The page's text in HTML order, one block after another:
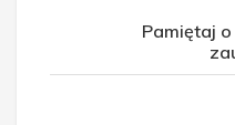
Pamiętaj